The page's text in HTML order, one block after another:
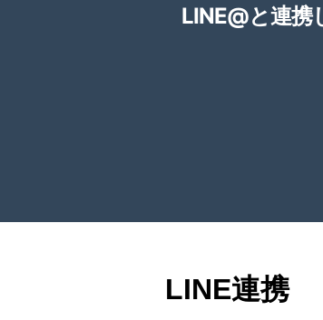
LINE@と連携
LINE連携